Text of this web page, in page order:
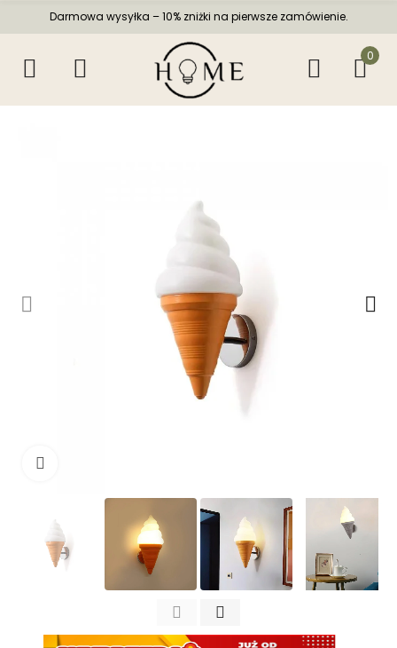
Darmowa wysyłka – 10% zniżki na pierwsze zamówienie.
0